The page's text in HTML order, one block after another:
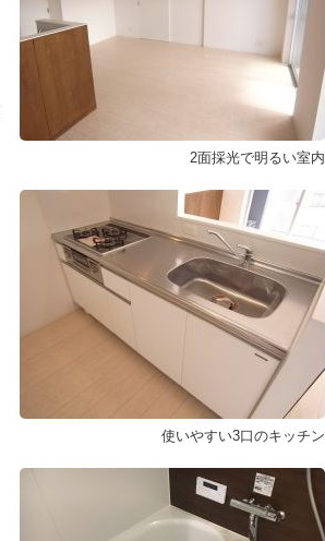
2面採光で明るい室内
使いやすい3口のキッチン